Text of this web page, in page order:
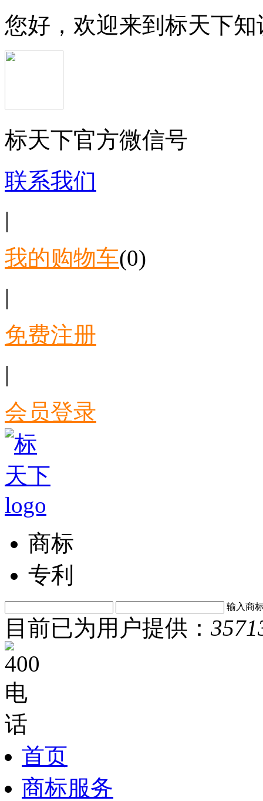
您好，欢迎来到标天下
标天下官方微信号
联系我们
|
我的购物车(0)
|
免费注册
|
会员登录
商标
专利
输入商
目前已为用户提供：
首页
商标服务